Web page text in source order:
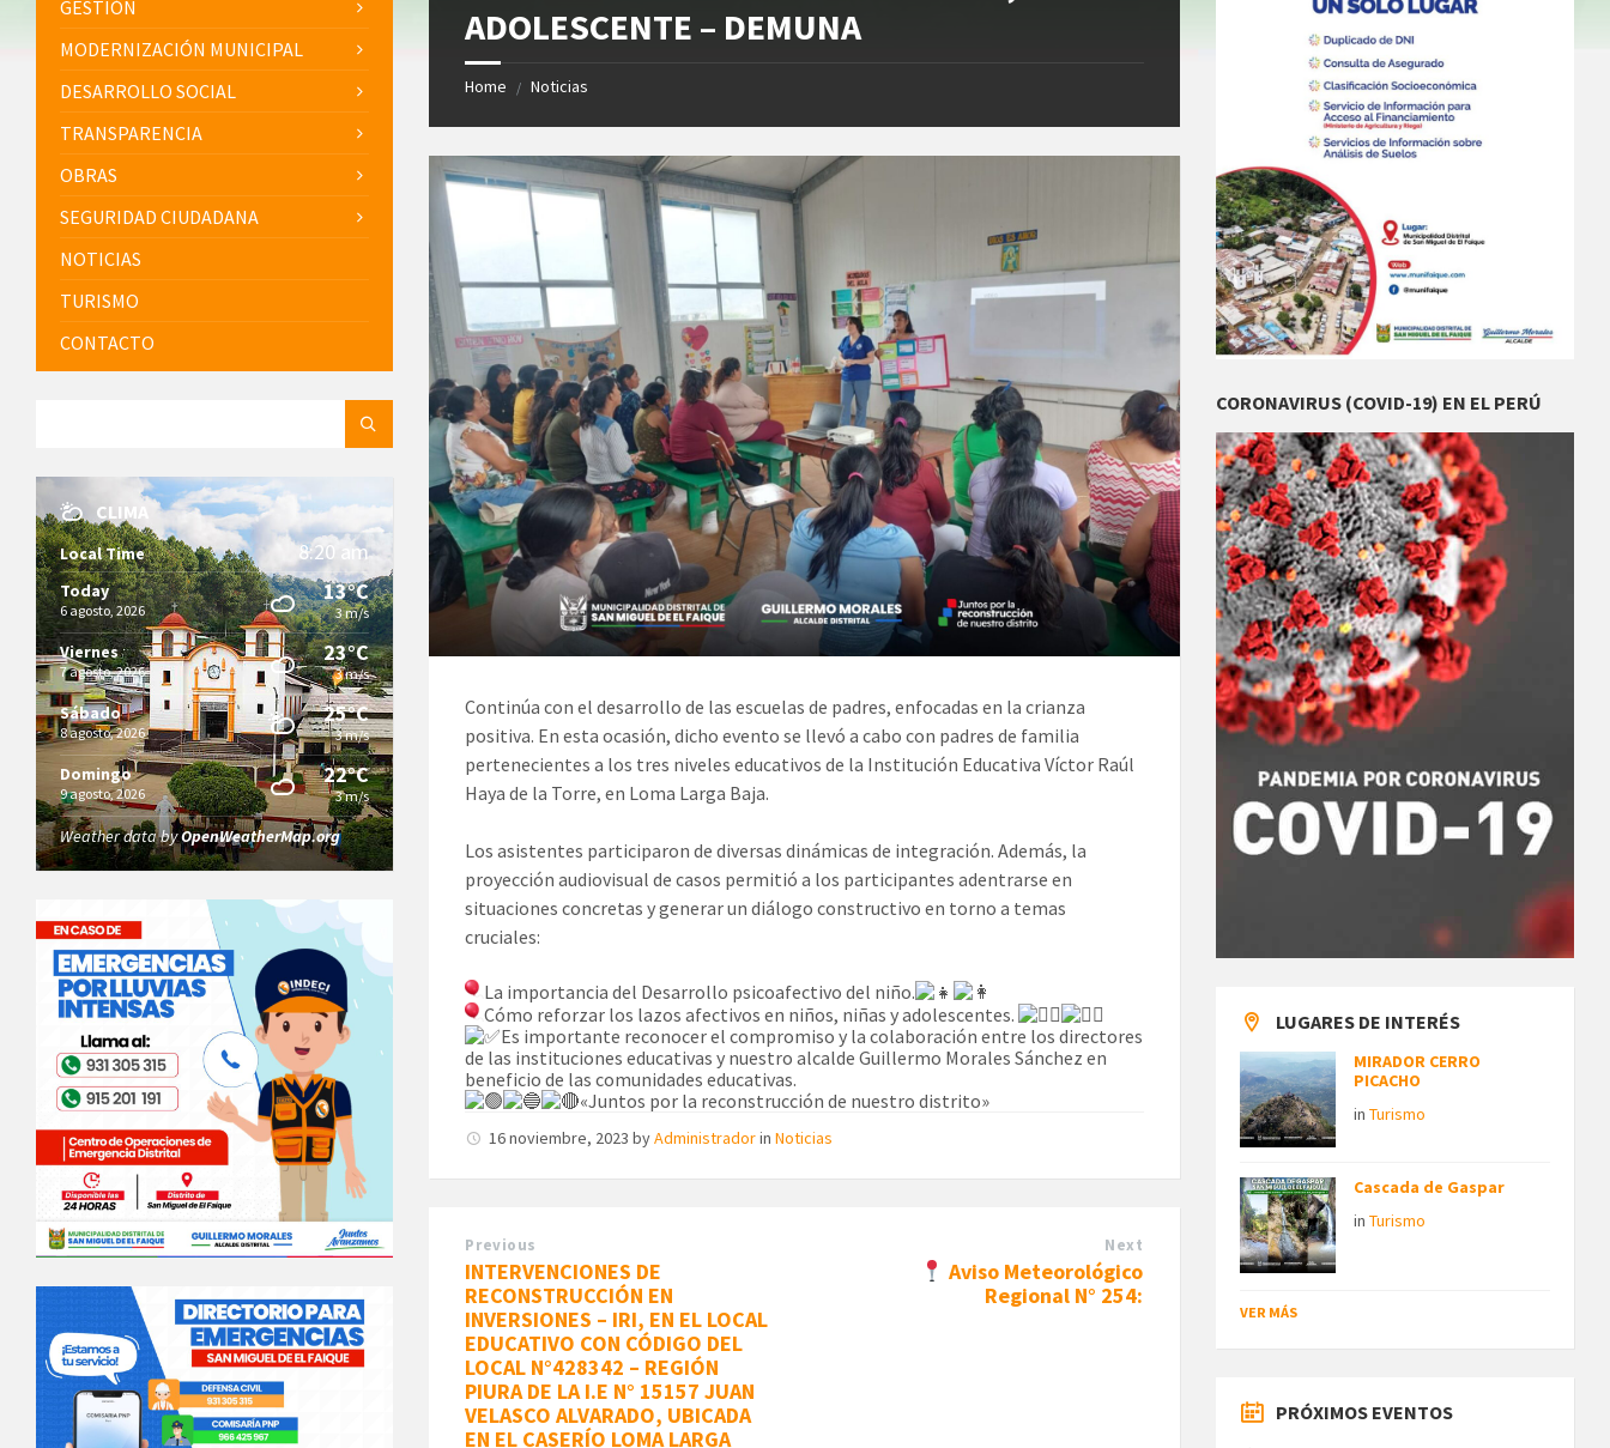
ADOLESCENTE – DEMUNA
Home / Noticias
Continúa con el desarrollo de las escuelas de padres, enfocadas en la crianza
positiva. En esta ocasión, dicho evento se llevó a cabo con padres de familia
pertenecientes a los tres niveles educativos de la Institución Educativa Víctor Raúl
Haya de la Torre, en Loma Larga Baja.
Los asistentes participaron de diversas dinámicas de integración. Además, la
proyección audiovisual de casos permitió a los participantes adentrarse en
situaciones concretas y generar un diálogo constructivo en torno a temas
cruciales:
La importancia del Desarrollo psicoafectivo del niño.
Cómo reforzar los lazos afectivos en niños, niñas y adolescentes.
Es importante reconocer el compromiso y la colaboración entre los directores
de las instituciones educativas y nuestro alcalde Guillermo Morales Sánchez en
beneficio de las comunidades educativas.
«Juntos por la reconstrucción de nuestro distrito»
16 noviembre, 2023byAdministradorinNoticias
Previous
INTERVENCIONES DE
RECONSTRUCCIÓN EN
INVERSIONES – IRI, EN EL LOCAL
EDUCATIVO CON CÓDIGO DEL
LOCAL N°428342 – REGIÓN
PIURA DE LA I.E N° 15157 JUAN
VELASCO ALVARADO, UBICADA
EN EL CASERÍO LOMA LARGA
Next
Aviso Meteorológico
Regional N° 254:
GESTIÓN
MODERNIZACIÓN MUNICIPAL
DESARROLLO SOCIAL
TRANSPARENCIA
OBRAS
SEGURIDAD CIUDADANA
NOTICIAS
TURISMO
CONTACTO
CLIMA
Local Time 8:20 am
Today
6 agosto, 2026
13°C
3 m/s
Viernes
7 agosto, 2026
23°C
3 m/s
Sábado
8 agosto, 2026
25°C
3 m/s
Domingo
9 agosto, 2026
22°C
3 m/s
Weather data byOpenWeatherMap.org
CORONAVIRUS (COVID-19) EN EL PERÚ
LUGARES DE INTERÉS
MIRADOR CERRO
PICACHO
inTurismo
Cascada de Gaspar
inTurismo
VER MÁS
PRÓXIMOS EVENTOS